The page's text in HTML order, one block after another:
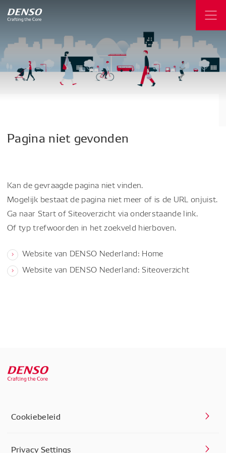
Pagina niet gevonden
Kan de gevraagde pagina niet vinden.
Mogelijk bestaat de pagina niet meer of is de URL onjuist.
Ga naar Start of Siteoverzicht via onderstaande link.
Of typ trefwoorden in het zoekveld hierboven.
Website van DENSO Nederland: Home
Website van DENSO Nederland: Siteoverzicht
Cookiebeleid
Privacy Settings